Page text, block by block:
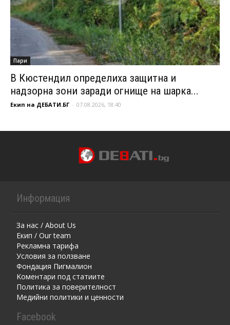
Пари
В Кюстендил определиха защитна и
надзорна зони заради огнище на шарка...
Екип на ДЕБАТИ.БГ - 07.08.2026, 18:40
Информация
За нас / About Us
Екип / Our team
Рекламна тарифа
Условия за ползване
Фондация Пигмалион
Kоментaри под статиите
Политика за поверителност
Медийни политики и ценности
Facebook